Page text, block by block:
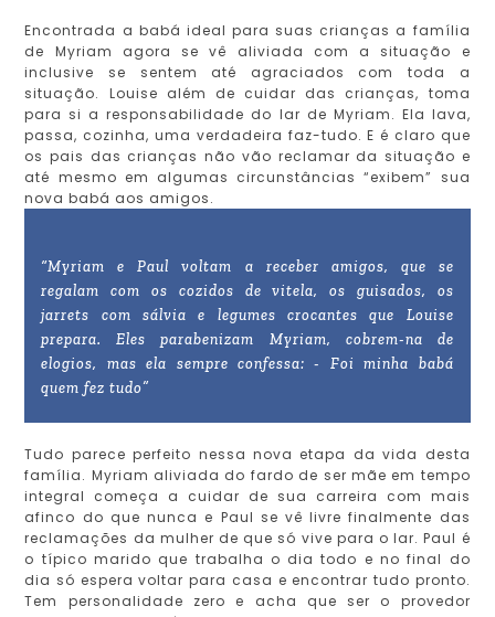
Encontrada a babá ideal para suas crianças a família
de Myriam agora se vê aliviada com a situação e
inclusive se sentem até agraciados com toda a
situação. Louise além de cuidar das crianças, toma
para si a responsabilidade do lar de Myriam. Ela lava,
passa, cozinha, uma verdadeira faz-tudo. E é claro que
os pais das crianças não vão reclamar da situação e
até mesmo em algumas circunstâncias “exibem” sua
nova babá aos amigos.
“Myriam e Paul voltam a receber amigos, que se
regalam com os cozidos de vitela, os guisados, os
jarrets com sálvia e legumes crocantes que Louise
prepara. Eles parabenizam Myriam, cobrem-na de
elogios, mas ela sempre confessa: - Foi minha babá
quem fez tudo”
Tudo parece perfeito nessa nova etapa da vida desta
família. Myriam aliviada do fardo de ser mãe em tempo
integral começa a cuidar de sua carreira com mais
afinco do que nunca e Paul se vê livre finalmente das
reclamações da mulher de que só vive para o lar. Paul é
o típico marido que trabalha o dia todo e no final do
dia só espera voltar para casa e encontrar tudo pronto.
Tem personalidade zero e acha que ser o provedor